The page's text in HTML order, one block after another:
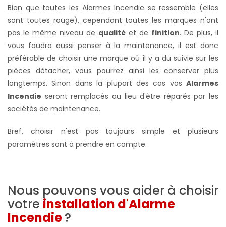
Bien que toutes les Alarmes Incendie se ressemble (elles
sont toutes rouge), cependant toutes les marques n'ont
pas le même niveau de qualité et de finition. De plus, il
vous faudra aussi penser à la maintenance, il est donc
préférable de choisir une marque où il y a du suivie sur les
pièces détacher, vous pourrez ainsi les conserver plus
longtemps. Sinon dans la plupart des cas vos Alarmes
Incendie seront remplacés au lieu d'être réparés par les
sociétés de maintenance.
Bref, choisir n'est pas toujours simple et plusieurs
paramètres sont à prendre en compte.
Nous pouvons vous aider à choisir
votre installation d'Alarme
Incendie?